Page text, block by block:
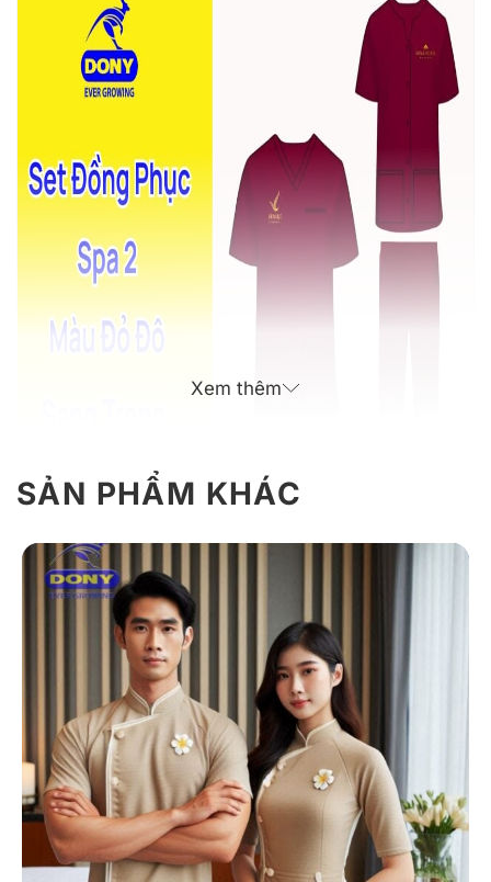
Mẫu đồng phục spa màu đỏ đo sang trọng
Giới Thiệu Về Đồng Phục Spa 2 Màu
Đỏ Đô
Đồng phục spa 2 được đầu tư kỹ lưỡng từ chất liệu,
thiết kế, đường may nhằm mang lại cảm giác thoải
mái, dễ chịu cho người mặc trong suốt ngày làm việc.
Trang phục phù hợp với nhiều vị trí trong spa như nhân
Xem thêm
SẢN PHẨM KHÁC